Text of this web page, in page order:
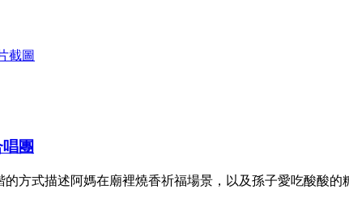
團
的方式描述阿媽在廟裡燒香祈福場景，以及孫子愛吃酸